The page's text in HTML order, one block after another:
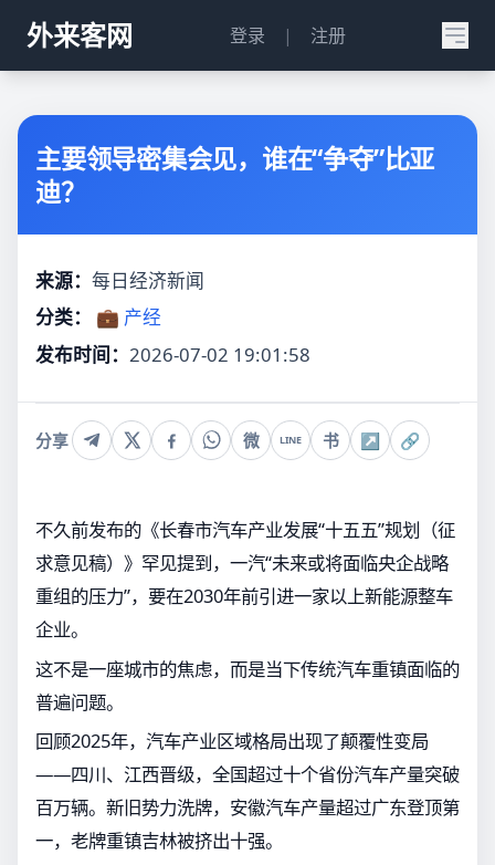
外来客网 登录 | 注册
主要领导密集会见，谁在“争夺”比亚
迪？
来源： 每日经济新闻
分类：
💼 产经
发布时间： 2026-07-02 19:01:58
分享 微 LINE 书 ↗ 🔗
不久前发布的《长春市汽车产业发展“十五五”规划（征
求意见稿）》罕见提到，一汽“未来或将面临央企战略
重组的压力”，要在2030年前引进一家以上新能源整车
企业。
这不是一座城市的焦虑，而是当下传统汽车重镇面临的
普遍问题。
回顾2025年，汽车产业区域格局出现了颠覆性变局
——四川、江西晋级，全国超过十个省份汽车产量突破
百万辆。新旧势力洗牌，安徽汽车产量超过广东登顶第
一，老牌重镇吉林被挤出十强。